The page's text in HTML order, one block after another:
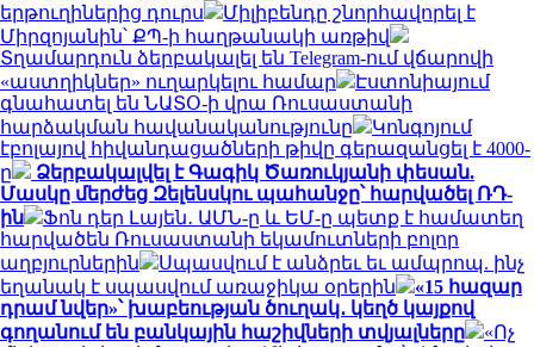
երթուղիներից դուրս
Միլիբենդը շնորհավորել է
Միրզոյանին՝ ՔՊ-ի հաղթանակի առթիվ
Տղամարդուն ձերբակալել են Telegram-ում վճարովի
«աստղիկներ» ուղարկելու համար
Էստոնիայում
գնահատել են ՆԱՏՕ-ի վրա Ռուսաստանի
հարձակման հավանականությունը
Կոնգոյում
էբոլայով հիվանդացածների թիվը գերազանցել է 4000-
ը
Ձերբակալվել է Գագիկ Ծառուկյանի փեսան.
Մասկը մերժեց Զելենսկու պահանջը՝ հարվածել ՌԴ-
ին
Ֆոն դեր Լայեն․ ԱՄՆ-ը և ԵՄ-ը պետք է համատեղ
հարվածեն Ռուսաստանի եկամուտների բոլոր
աղբյուրներին
Սպասվում է անձրեւ եւ ամպրոպ. ինչ
եղանակ է սպասվում առաջիկա օրերին
«15 հազար
դրամ նվեր»՝ խաբեության ծուղակ․ կեղծ կայքով
գողանում են բանկային հաշիվների տվյալները
«Ոչ